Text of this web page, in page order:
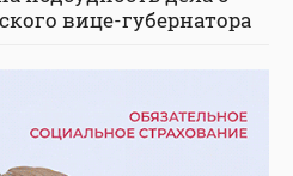
вице-губернатора